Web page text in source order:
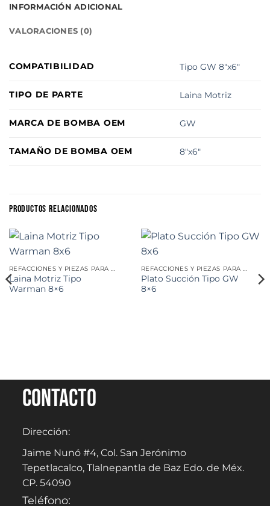
INFORMACIÓN ADICIONAL
VALORACIONES (0)
COMPATIBILIDAD Tipo GW 8"x6"
TIPO DE PARTE Laina Motriz
MARCA DE BOMBA OEM GW
TAMAÑO DE BOMBA OEM 8"x6"
PRODUCTOS RELACIONADOS
REFACCIONES Y PIEZAS PARA MINERÍA
Laina Motriz Tipo
Warman 8×6
REFACCIONES Y PIEZAS PARA MINERÍA
Plato Succión Tipo GW
8×6
Contacto
Dirección:
Jaime Nunó #4, Col. San Jerónimo
Tepetlacalco, Tlalnepantla de Baz Edo. de Méx.
CP. 54090
Teléfono: